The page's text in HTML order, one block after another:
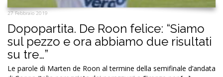
27 Febbraio 2019
Dopopartita. De Roon felice: “Siamo
sul pezzo e ora abbiamo due risultati
su tre…”
Le parole di Marten de Roon al termine della semifinale d’andata